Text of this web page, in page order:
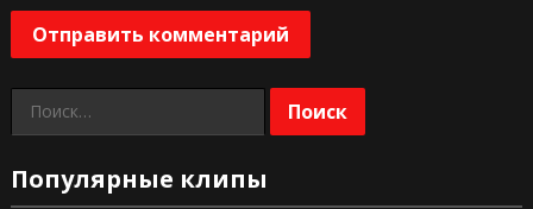
Найти:
Популярные клипы